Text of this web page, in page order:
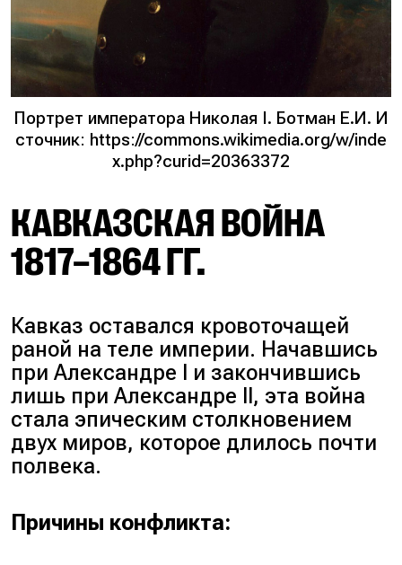
Портрет императора Николая I. Ботман Е.И. И
сточник: https://commons.wikimedia.org/w/inde
x.php?curid=20363372
КАВКАЗСКАЯ ВОЙНА
1817–1864 ГГ.
Кавказ оставался кровоточащей
раной на теле империи. Начавшись
при Александре I и закончившись
лишь при Александре II, эта война
стала эпическим столкновением
двух миров, которое длилось почти
полвека.
Причины конфликта: